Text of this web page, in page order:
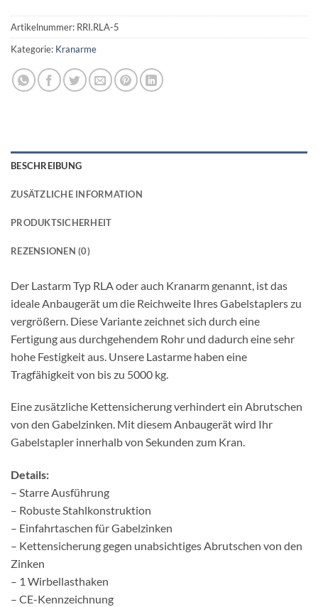
Artikelnummer: RRI.RLA-5
Kategorie: Kranarme
BESCHREIBUNG
ZUSÄTZLICHE INFORMATION
PRODUKTSICHERHEIT
REZENSIONEN (0)
Der Lastarm Typ RLA oder auch Kranarm genannt, ist das
ideale Anbaugerät um die Reichweite Ihres Gabelstaplers zu
vergrößern. Diese Variante zeichnet sich durch eine
Fertigung aus durchgehendem Rohr und dadurch eine sehr
hohe Festigkeit aus. Unsere Lastarme haben eine
Tragfähigkeit von bis zu 5000 kg.
Eine zusätzliche Kettensicherung verhindert ein Abrutschen
von den Gabelzinken. Mit diesem Anbaugerät wird Ihr
Gabelstapler innerhalb von Sekunden zum Kran.
Details:
– Starre Ausführung
– Robuste Stahlkonstruktion
– Einfahrtaschen für Gabelzinken
– Kettensicherung gegen unabsichtiges Abrutschen von den
Zinken
– 1 Wirbellasthaken
– CE-Kennzeichnung